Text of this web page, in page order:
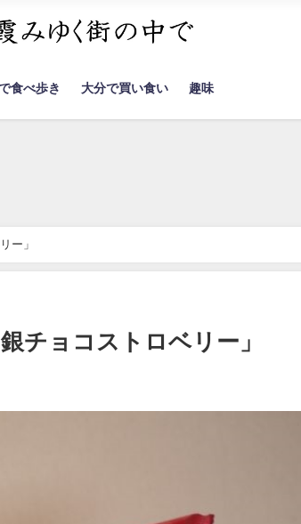
食べ歩き 大分で買い食い 趣味
ー」
チョコストロベリー」